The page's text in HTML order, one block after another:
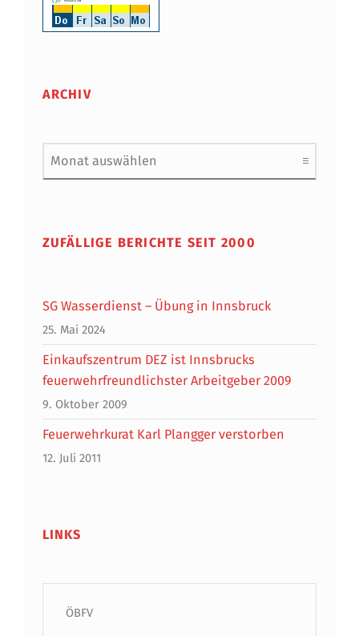
ARCHIV
Archiv
ZUFÄLLIGE BERICHTE SEIT 2000
SG Wasserdienst – Übung in Innsbruck
25. Mai 2024
Einkaufszentrum DEZ ist Innsbrucks
feuerwehrfreundlichster Arbeitgeber 2009
9. Oktober 2009
Feuerwehrkurat Karl Plangger verstorben
12. Juli 2011
LINKS
ÖBFV